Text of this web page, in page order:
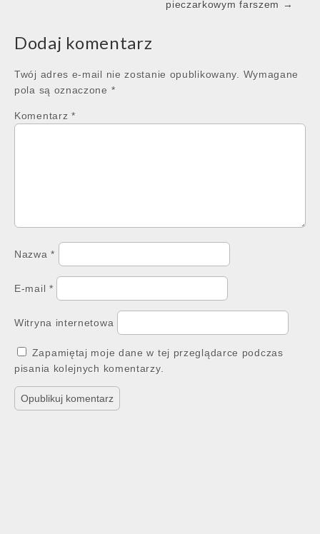
pieczarkowym farszem →
Dodaj komentarz
Twój adres e-mail nie zostanie opublikowany.
Wymagane
pola są oznaczone *
Komentarz *
Nazwa*
E-mail *
Witryna internetowa
Zapamiętaj moje dane w tej przeglądarce podczas
pisania kolejnych komentarzy.